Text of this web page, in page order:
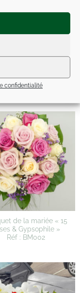
confidentialité
de la mariée « 15
& Gypsophile »
Réf : BM002